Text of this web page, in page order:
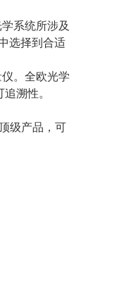
系统所涉及
选择到合适
。全欧光学
溯性。
级产品，可